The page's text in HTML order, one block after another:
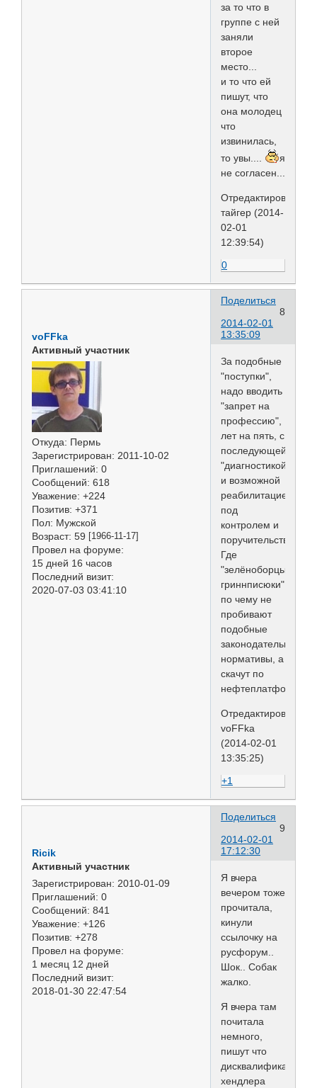
за то что в
группе с ней
заняли
второе
место...
и то что ей
пишут, что
она молодец
что
извинилась,
то увы....
я
не согласен...
Отредактировано
тайгер (2014-
02-01
12:39:54)
0
Поделиться
8
2014-02-01
13:35:09
voFFka
Активный участник
Откуда: Пермь
Зарегистрирован: 2011-10-02
Приглашений: 0
Сообщений: 618
Уважение: +224
Позитив: +371
Пол: Мужской
Возраст: 59 [1966-11-17]
Провел на форуме:
15 дней 16 часов
Последний визит:
2020-07-03 03:41:10
За подобные
"поступки",
надо вводить
"запрет на
профессию",
лет на пять, с
последующей
"диагностикой"
и возможной
реабилитацией,
под
контролем и
поручительством.
Где
"зелёноборцы-
гриннписюки",
по чему не
пробивают
подобные
законодательные
нормативы, а
скачут по
нефтеплатформам?
Отредактировано
voFFka
(2014-02-01
13:35:25)
+1
Поделиться
9
2014-02-01
17:12:30
Ricik
Активный участник
Зарегистрирован: 2010-01-09
Приглашений: 0
Сообщений: 841
Уважение: +126
Позитив: +278
Провел на форуме:
1 месяц 12 дней
Последний визит:
2018-01-30 22:47:54
Я вчера
вечером тоже
прочитала,
кинули
ссылочку на
русфорум..
Шок.. Собак
жалко.
Я вчера там
почитала
немного,
пишут что
дисквалификацию
хендлера